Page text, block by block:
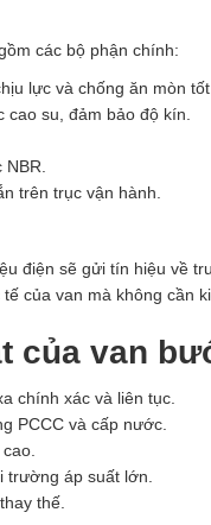
các bộ phận chính:
lực và chống ăn mòn tốt.
su, đảm bảo độ kín.
trên trục vận hành.
điện sẽ gửi tín hiệu về
của van mà không cần
của van
chính xác và liên tục.
PCCC và cấp nước.
trường áp suất lớn.
thế.